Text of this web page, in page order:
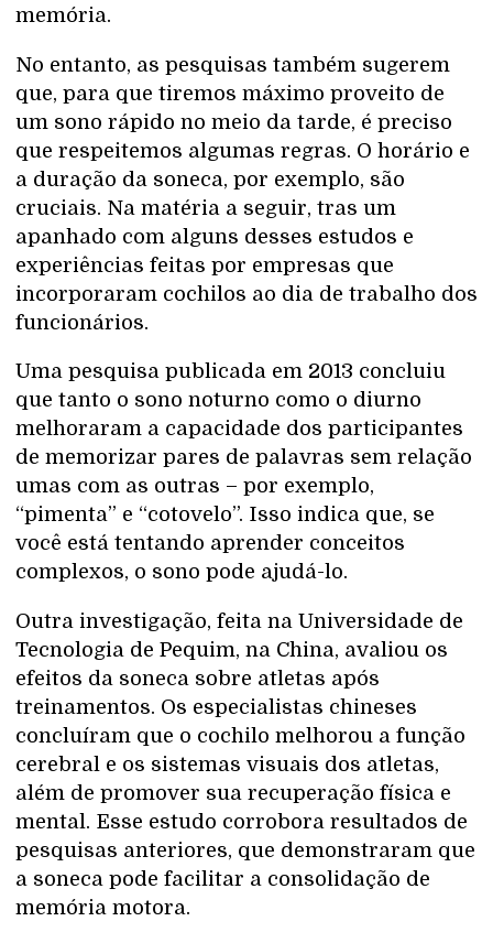
memória.
No entanto, as pesquisas também sugerem
que, para que tiremos máximo proveito de
um sono rápido no meio da tarde, é preciso
que respeitemos algumas regras. O horário e
a duração da soneca, por exemplo, são
cruciais. Na matéria a seguir, tras um
apanhado com alguns desses estudos e
experiências feitas por empresas que
incorporaram cochilos ao dia de trabalho dos
funcionários.
Uma pesquisa publicada em 2013 concluiu
que tanto o sono noturno como o diurno
melhoraram a capacidade dos participantes
de memorizar pares de palavras sem relação
umas com as outras – por exemplo,
“pimenta” e “cotovelo”. Isso indica que, se
você está tentando aprender conceitos
complexos, o sono pode ajudá-lo.
Outra investigação, feita na Universidade de
Tecnologia de Pequim, na China, avaliou os
efeitos da soneca sobre atletas após
treinamentos. Os especialistas chineses
concluíram que o cochilo melhorou a função
cerebral e os sistemas visuais dos atletas,
além de promover sua recuperação física e
mental. Esse estudo corrobora resultados de
pesquisas anteriores, que demonstraram que
a soneca pode facilitar a consolidação de
memória motora.